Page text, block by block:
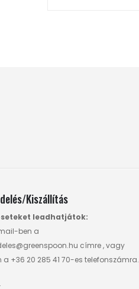
Kiszállítás
leadhatjátok:
ben a
címre , vagy
a +36 20 285 41 70-es telefonszámra.